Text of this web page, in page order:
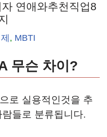
연애와추천직업8
, MBTI
무슨 차이?
로 실용적인것을 추
들로 분류됩니다.